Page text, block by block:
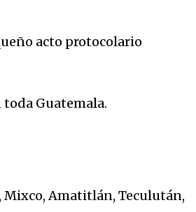
acto protocolario
Guatemala.
Mixco, Amatitlán, Teculután,